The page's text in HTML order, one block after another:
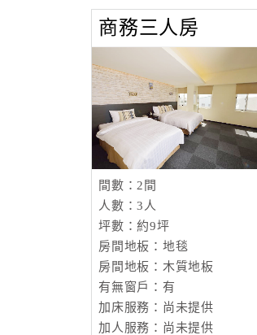
商務三人房
間數：2間
人數：3人
坪數：約9坪
房間地板：地毯
房間地板：木質地板
有無窗戶：有
加床服務：尚未提供
加人服務：尚未提供